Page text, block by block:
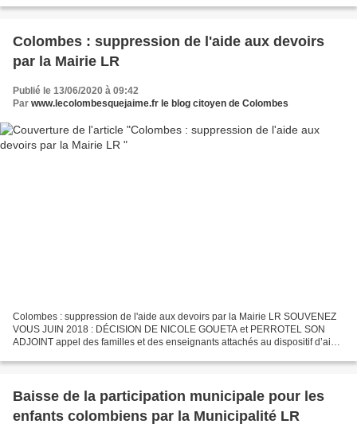
Colombes : suppression de l'aide aux devoirs
par la Mairie LR
Publié le 13/06/2020 à 09:42
Par www.lecolombesquejaime.fr le blog citoyen de Colombes
Colombes : suppression de l'aide aux devoirs par la Mairie LR SOUVENEZ
VOUS JUIN 2018 : DÉCISION DE NICOLE GOUETA et PERROTEL SON
ADJOINT appel des familles et des enseignants attachés au dispositif d’aide
Baisse de la participation municipale pour les
enfants colombiens par la Municipalité LR